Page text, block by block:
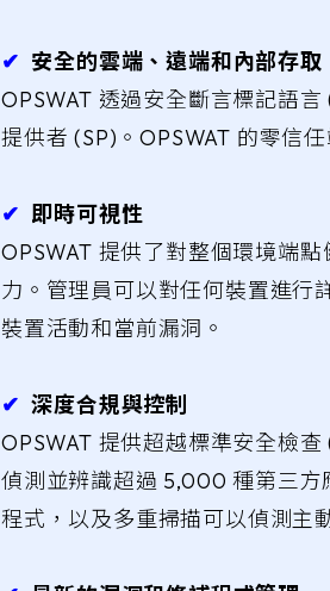
✔︎ 安全的雲端、遠端和內部存取
OPSWAT 透過安全斷言標記語
提供者 (SP)。OPSWAT 的零信
✔︎ 即時可視性
OPSWAT 提供了對整個環境端
力。管理員可以對任何裝置進行
裝置活動和當前漏洞。
✔︎ 深度合規與控制
OPSWAT 提供超越標準安全檢
偵測並辨識超過 5,000 種第三方
程式，以及多重掃描可以偵測主